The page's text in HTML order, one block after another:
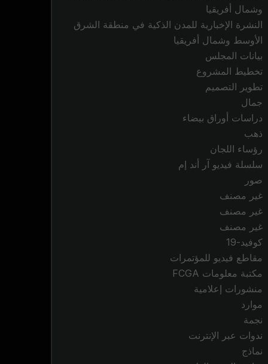
وشمال أفريقيا
النشرة الإخبارية للمدن الذكية في منطقة الشرق
الأوسط وشمال أفريقيا
بيانات المجلس
تخطيط المشروع
تطوير التصميم
جمال
دراسات أوراق بيضاء
ذهب
رؤساء اللجان
سلسلة فيديو آر أند إم
صور
غير مصنف
غير مصنف
غير مصنف
كوفيد-19
مقاطع فيديو للمؤتمرات
مكتبة معلومات FCGA
منشورات إعلامية
موارد
نجمة
ندوات عبر الإنترنت
نماذج